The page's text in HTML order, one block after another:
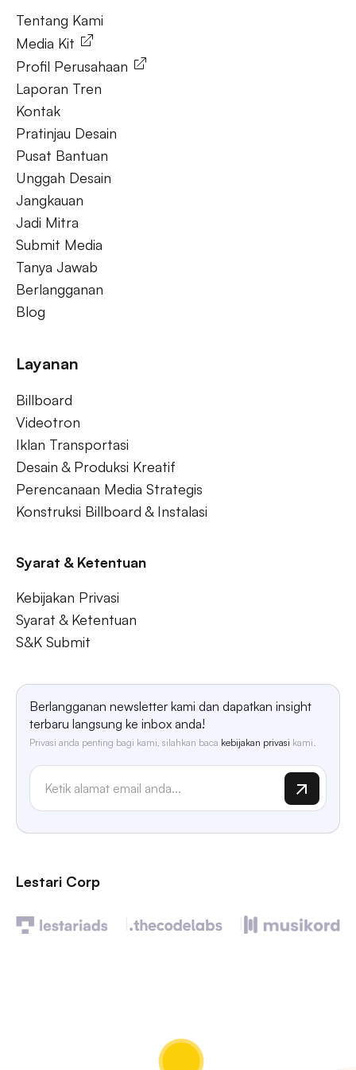
Tentang Kami
Media Kit
Profil Perusahaan
Laporan Tren
Kontak
Pratinjau Desain
Pusat Bantuan
Unggah Desain
Jangkauan
Jadi Mitra
Submit Media
Tanya Jawab
Berlangganan
Blog
Layanan
Billboard
Videotron
Iklan Transportasi
Desain & Produksi Kreatif
Perencanaan Media Strategis
Konstruksi Billboard & Instalasi
Syarat & Ketentuan
Kebijakan Privasi
Syarat & Ketentuan
S&K Submit
Berlangganan newsletter kami dan dapatkan insight
terbaru langsung ke inbox anda!
Privasi anda penting bagi kami, silahkan baca kebijakan privasi kami.
Lestari Corp